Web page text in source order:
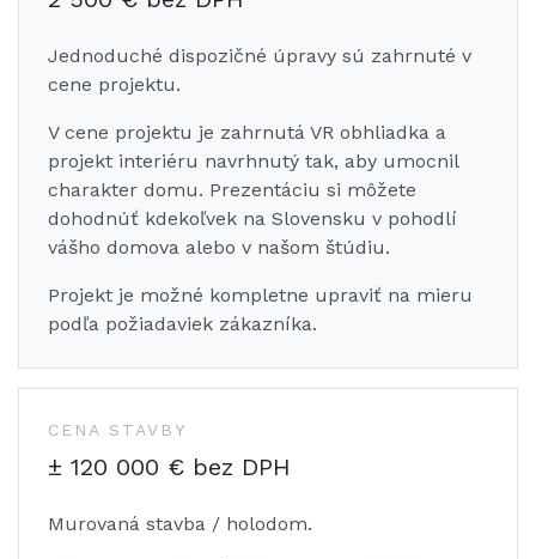
Jednoduché dispozičné úpravy sú zahrnuté v
cene projektu.
V cene projektu je zahrnutá VR obhliadka a
projekt interiéru navrhnutý tak, aby umocnil
charakter domu. Prezentáciu si môžete
dohodnúť kdekoľvek na Slovensku v pohodlí
vášho domova alebo v našom štúdiu.
Projekt je možné kompletne upraviť na mieru
podľa požiadaviek zákazníka.
CENA STAVBY
± 120 000 € bez DPH
Murovaná stavba / holodom.